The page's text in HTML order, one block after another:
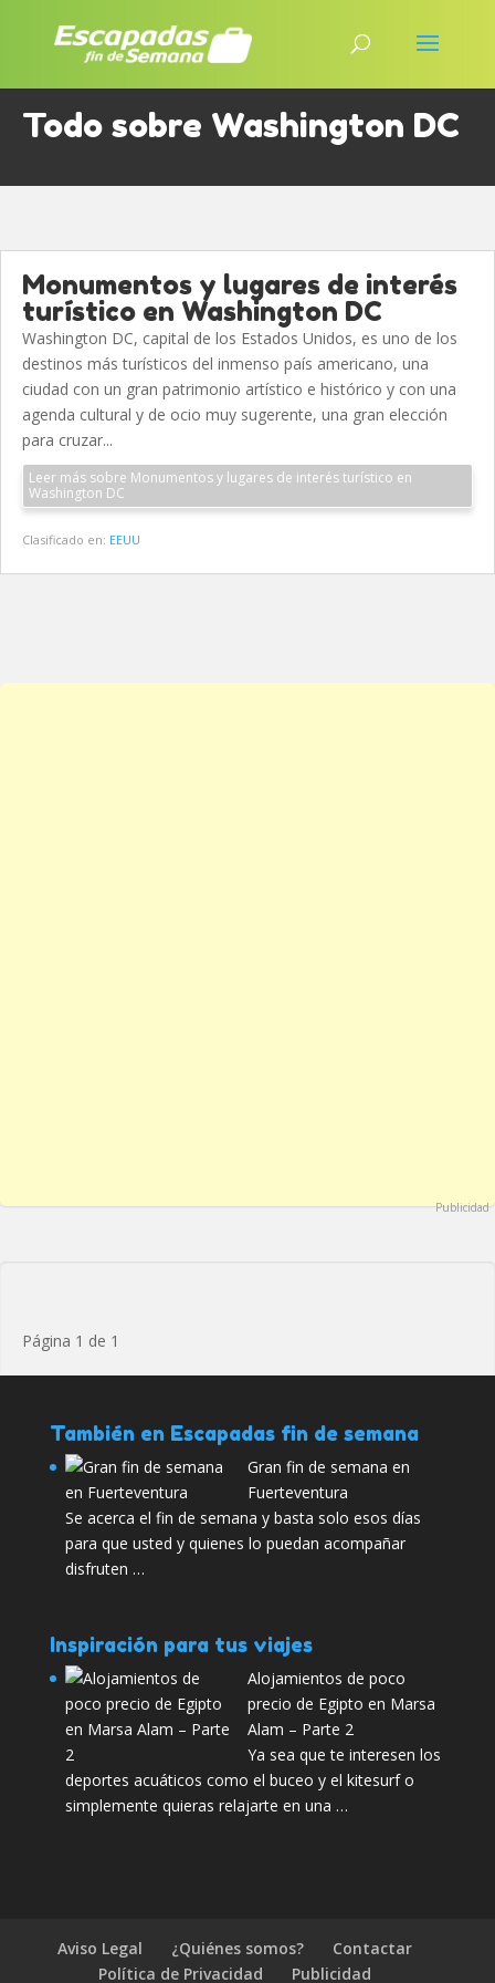
Todo sobre Washington DC
Monumentos y lugares de interés
turístico en Washington DC
Washington DC, capital de los Estados Unidos, es uno de los
destinos más turísticos del inmenso país americano, una
ciudad con un gran patrimonio artístico e histórico y con una
agenda cultural y de ocio muy sugerente, una gran elección
para cruzar...
Leer más sobre Monumentos y lugares de interés turístico en
Washington DC
Clasificado en: EEUU
Publicidad
Página 1 de 1
También en Escapadas fin de semana
Gran fin de semana en
Fuerteventura
Se acerca el fin de semana y basta solo esos días
para que usted y quienes lo puedan acompañar
disfruten …
Inspiración para tus viajes
Alojamientos de poco
precio de Egipto en Marsa
Alam – Parte 2
Ya sea que te interesen los
deportes acuáticos como el buceo y el kitesurf o
simplemente quieras relajarte en una …
Aviso Legal ¿Quiénes somos?
Contactar
Política de Privacidad
Publicidad